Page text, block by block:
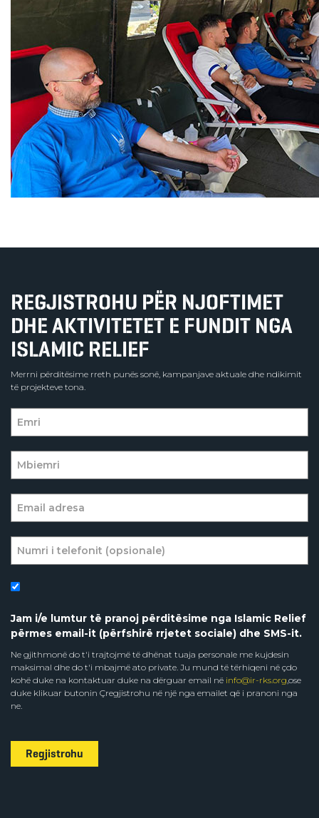
REGJISTROHU PËR NJOFTIMET
DHE AKTIVITETET E FUNDIT NGA
ISLAMIC RELIEF
Merrni përditësime rreth punës sonë, kampanjave aktuale dhe ndikimit
të projekteve tona.
Jam i/e lumtur të pranoj përditësime nga Islamic Relief
përmes email-it (përfshirë rrjetet sociale) dhe SMS-it.
Ne gjithmonë do t'i trajtojmë të dhënat tuaja personale me kujdesin
maksimal dhe do t'i mbajmë ato private. Ju mund të tërhiqeni në çdo
kohë duke na kontaktuar duke na dërguar email në info@ir-rks.org,ose
duke klikuar butonin Çregjistrohu në një nga emailet që i pranoni nga
ne.
Regjistrohu